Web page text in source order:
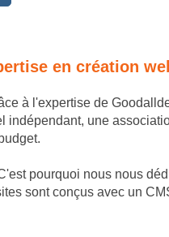
en création
à l'expertise de
une
pourquoi nous nous
sont conçus avec un